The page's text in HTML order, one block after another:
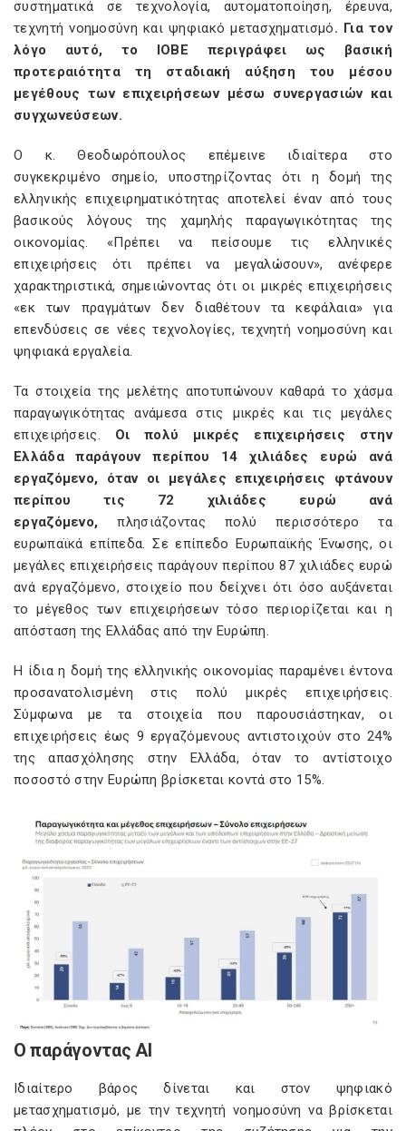
συστηματικά σε τεχνολογία, αυτοματοποίηση, έρευνα,
τεχνητή νοημοσύνη και ψηφιακό μετασχηματισμό. Για τον
λόγο αυτό, το ΙΟΒΕ περιγράφει ως βασική
προτεραιότητα τη σταδιακή αύξηση του μέσου
μεγέθους των επιχειρήσεων μέσω συνεργασιών και
συγχωνεύσεων.
Ο κ. Θεοδωρόπουλος επέμεινε ιδιαίτερα στο
συγκεκριμένο σημείο, υποστηρίζοντας ότι η δομή της
ελληνικής επιχειρηματικότητας αποτελεί έναν από τους
βασικούς λόγους της χαμηλής παραγωγικότητας της
οικονομίας. «Πρέπει να πείσουμε τις ελληνικές
επιχειρήσεις ότι πρέπει να μεγαλώσουν», ανέφερε
χαρακτηριστικά, σημειώνοντας ότι οι μικρές επιχειρήσεις
«εκ των πραγμάτων δεν διαθέτουν τα κεφάλαια» για
επενδύσεις σε νέες τεχνολογίες, τεχνητή νοημοσύνη και
ψηφιακά εργαλεία.
Τα στοιχεία της μελέτης αποτυπώνουν καθαρά το χάσμα
παραγωγικότητας ανάμεσα στις μικρές και τις μεγάλες
επιχειρήσεις. Οι πολύ μικρές επιχειρήσεις στην
Ελλάδα παράγουν περίπου 14 χιλιάδες ευρώ ανά
εργαζόμενο, όταν οι μεγάλες επιχειρήσεις φτάνουν
περίπου τις 72 χιλιάδες ευρώ ανά
εργαζόμενο, πλησιάζοντας πολύ περισσότερο τα
ευρωπαϊκά επίπεδα. Σε επίπεδο Ευρωπαϊκής Ένωσης, οι
μεγάλες επιχειρήσεις παράγουν περίπου 87 χιλιάδες ευρώ
ανά εργαζόμενο, στοιχείο που δείχνει ότι όσο αυξάνεται
το μέγεθος των επιχειρήσεων τόσο περιορίζεται και η
απόσταση της Ελλάδας από την Ευρώπη.
Η ίδια η δομή της ελληνικής οικονομίας παραμένει έντονα
προσανατολισμένη στις πολύ μικρές επιχειρήσεις.
Σύμφωνα με τα στοιχεία που παρουσιάστηκαν, οι
επιχειρήσεις έως 9 εργαζόμενους αντιστοιχούν στο 24%
της απασχόλησης στην Ελλάδα, όταν το αντίστοιχο
ποσοστό στην Ευρώπη βρίσκεται κοντά στο 15%.
Ο παράγοντας ΑΙ
Ιδιαίτερο βάρος δίνεται και στον ψηφιακό
μετασχηματισμό, με την τεχνητή νοημοσύνη να βρίσκεται